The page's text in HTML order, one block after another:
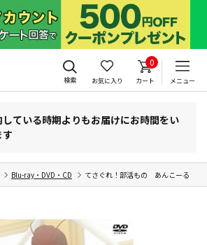
検索 お気に入り
0
カート メニュー
ている時期よりもお届けにお時間をい
Blu-ray・DVD・CD てさぐれ！部活もの あんこーる